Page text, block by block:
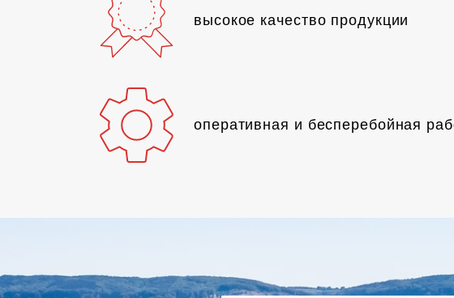
высокое качество продукции
оперативная и бесперебойная